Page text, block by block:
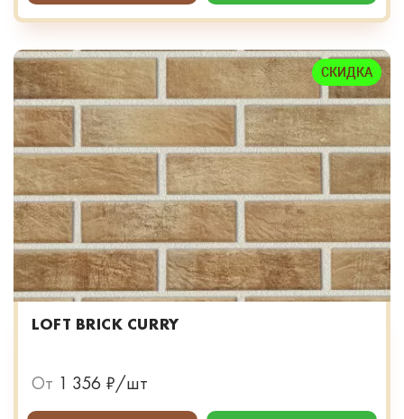
СКИДКА
LOFT BRICK CURRY
От 1 356 ₽/шт